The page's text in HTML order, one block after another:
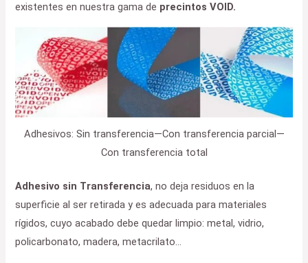
existentes en nuestra gama de precintos VOID.
Adhesivos: Sin transferencia—Con transferencia parcial—
Con transferencia total
Adhesivo sin Transferencia, no deja residuos en la
superficie al ser retirada y es adecuada para materiales
rígidos, cuyo acabado debe quedar limpio: metal, vidrio,
policarbonato, madera, metacrilato…